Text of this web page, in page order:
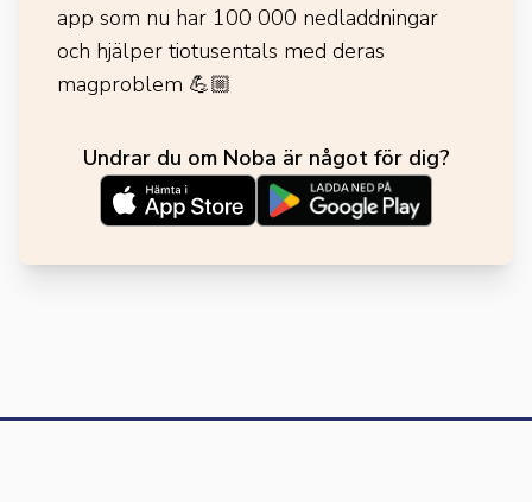
app som nu har 100 000 nedladdningar
och hjälper tiotusentals med deras
magproblem 💪🏼
Undrar du om Noba är något för dig?